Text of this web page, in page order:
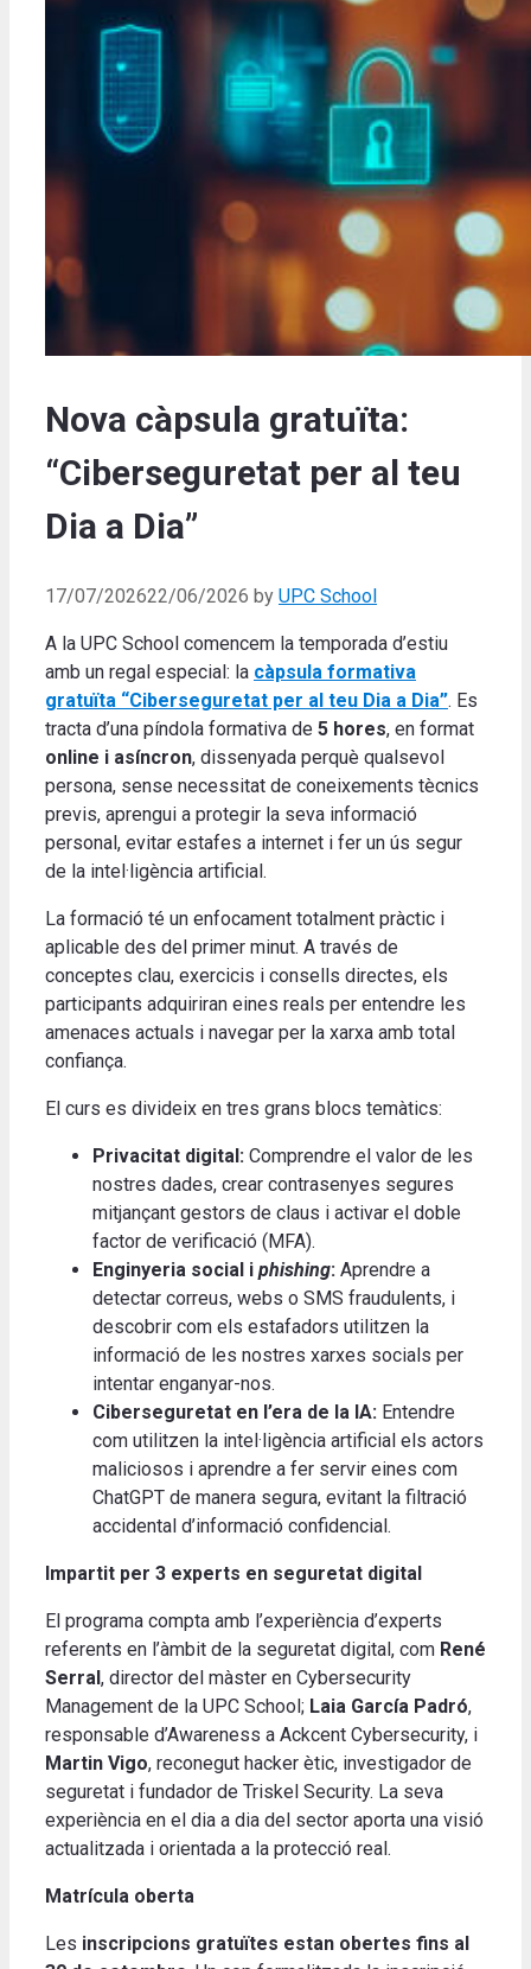
Nova càpsula gratuïta:
“Ciberseguretat per al teu
Dia a Dia”
17/07/202622/06/2026 by UPC School
A la UPC School comencem la temporada d’estiu
amb un regal especial: la càpsula formativa
gratuïta “Ciberseguretat per al teu Dia a Dia”. Es
tracta d’una píndola formativa de 5 hores, en format
online i asíncron, dissenyada perquè qualsevol
persona, sense necessitat de coneixements tècnics
previs, aprengui a protegir la seva informació
personal, evitar estafes a internet i fer un ús segur
de la intel·ligència artificial.
La formació té un enfocament totalment pràctic i
aplicable des del primer minut. A través de
conceptes clau, exercicis i consells directes, els
participants adquiriran eines reals per entendre les
amenaces actuals i navegar per la xarxa amb total
confiança.
El curs es divideix en tres grans blocs temàtics:
Privacitat digital: Comprendre el valor de les
nostres dades, crear contrasenyes segures
mitjançant gestors de claus i activar el doble
factor de verificació (MFA).
Enginyeria social i phishing: Aprendre a
detectar correus, webs o SMS fraudulents, i
descobrir com els estafadors utilitzen la
informació de les nostres xarxes socials per
intentar enganyar-nos.
Ciberseguretat en l’era de la IA: Entendre
com utilitzen la intel·ligència artificial els actors
maliciosos i aprendre a fer servir eines com
ChatGPT de manera segura, evitant la filtració
accidental d’informació confidencial.
Impartit per 3 experts en seguretat digital
El programa compta amb l’experiència d’experts
referents en l’àmbit de la seguretat digital, com René
Serral , director del màster en Cybersecurity
Management de la UPC School; Laia García Padró,
responsable d’Awareness a Ackcent Cybersecurity, i
Martin Vigo, reconegut hacker ètic, investigador de
seguretat i fundador de Triskel Security. La seva
experiència en el dia a dia del sector aporta una visió
actualitzada i orientada a la protecció real.
Matrícula oberta
Les inscripcions gratuïtes estan obertes fins al